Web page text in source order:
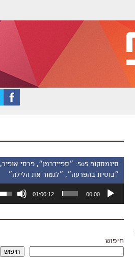
סינמסקופ 505: ״ספיידרמן״, פרסי אופיר,
״בוסית בהפרעה״, ״לגמור את הלילה״
אודיו
00:00
01:00:12
חיפוש
חיפוש